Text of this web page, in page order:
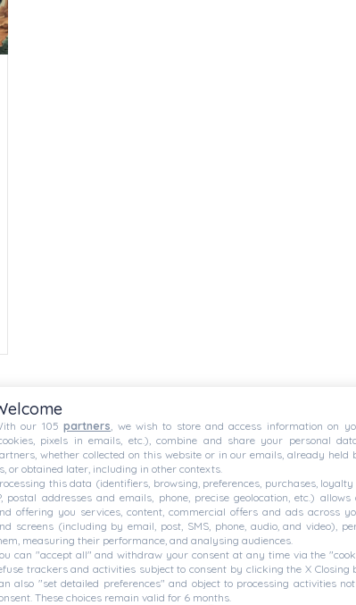
our 105partners , we wish to store and access information on
pixels in emails, etc.), combine and share your personal
whether collected on this website or in our emails, already held
or obtained later, including in other contexts.
this data (identifiers, browsing, preferences, purchases, loyalty
postal addresses and emails, phone, precise geolocation, etc.) allows
offering you services, content, commercial offers and ads across
screens (including by email, post, SMS, phone, audio, and video),
measuring their performance, and analysing audiences.
can "accept all" and withdraw your consent at any time via the
trackers and activities subject to consent by clicking the X Closing
also "set detailed preferences" and object to processing activities
These choices remain valid for 6 months.